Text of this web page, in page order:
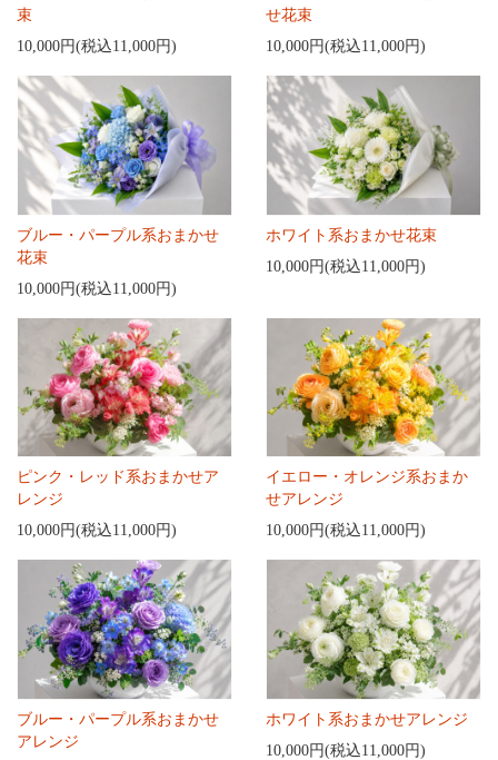
束
10,000円(税込11,000円)
せ花束
10,000円(税込11,000円)
ブルー・パープル系おまかせ
花束
10,000円(税込11,000円)
ホワイト系おまかせ花束
10,000円(税込11,000円)
ピンク・レッド系おまかせア
レンジ
10,000円(税込11,000円)
イエロー・オレンジ系おまか
せアレンジ
10,000円(税込11,000円)
ブルー・パープル系おまかせ
アレンジ
ホワイト系おまかせアレンジ
10,000円(税込11,000円)